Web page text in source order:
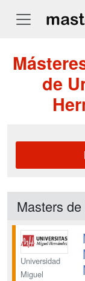
de
Masters
Universidad
Miguel